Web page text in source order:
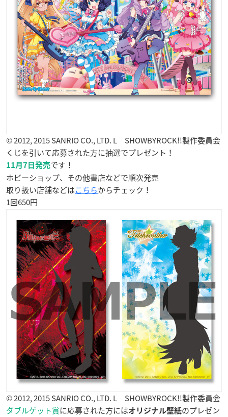
© 2012, 2015 SANRIO CO., LTD. L SHOWBYROCK!!製作委員会
くじを引いて応募された方に抽選でプレゼント！
11月7日発売です！
ホビーショップ、その他書店などで順次発売
取り扱い店舗などはこちらからチェック！
1回650円
© 2012, 2015 SANRIO CO., LTD. L SHOWBYROCK!!製作委員会
ダブルゲット賞に応募された方にはオリジナル壁紙のプレゼン